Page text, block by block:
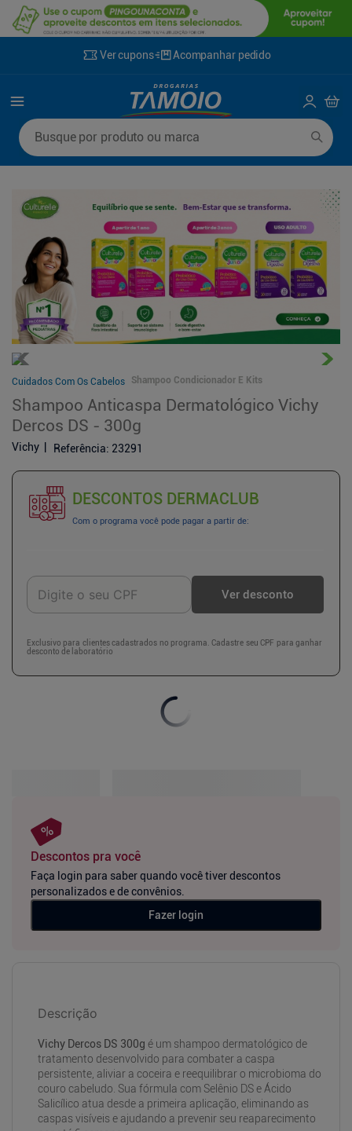
Ver cupons Acompanhar pedido
Busque por produto ou marca
Cuidados Com Os Cabelos Shampoo Condicionador E Kits
Shampoo Anticaspa Dermatológico Vichy
Dercos DS - 300g
Vichy Referência: 23291
DESCONTOS DERMACLUB
Com o programa você pode pagar a partir de:
Ver desconto
Exclusivo para clientes cadastrados no programa. Cadastre seu CPF para ganhar
desconto de laboratório
Descontos pra você
Faça login para saber quando você tiver descontos
personalizados e de convênios.
Fazer login
Descrição
Vichy Dercos DS 300g é um shampoo dermatológico de
tratamento desenvolvido para combater a caspa
persistente, aliviar a coceira e reequilibrar o microbioma do
couro cabeludo. Sua fórmula com Selênio DS e Ácido
Salicílico atua desde a primeira aplicação, eliminando as
caspas visíveis e ajudando a prevenir seu reaparecimento
Termos mais buscados
3º
desodorante
sabonete líquido
5º fralda xg
8º
shampoo
9º
fralda xxg
10º mounjaro